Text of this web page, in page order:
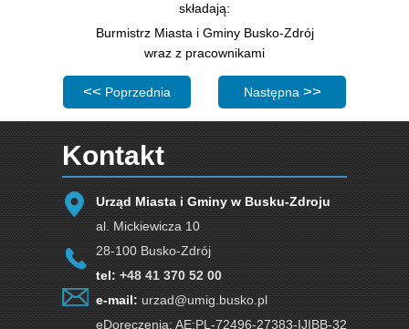
składają:
Burmistrz Miasta i Gminy Busko-Zdrój
wraz z pracownikami
Poprzednia strona: XV Sesja Rady Miejskiej w Busku-
Poprzednia Następna strona: Życzenia
Następna
Kontakt
Urząd Miasta i Gminy w Busku-Zdroju
al. Mickiewicza 10
28-100 Busko-Zdrój
tel: +48 41 370 52 00
e-mail: urzad@umig.busko.pl
eDoręczenia: AE:PL-72496-27383-IJIBB-32